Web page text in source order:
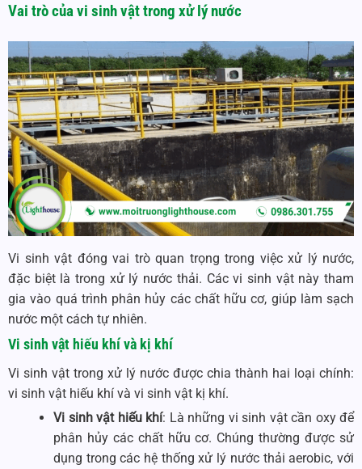
Vai trò của vi sinh vật trong xử lý nước
Vi sinh vật đóng vai trò quan trọng trong việc xử lý nước,
đặc biệt là trong xử lý nước thải. Các vi sinh vật này tham
gia vào quá trình phân hủy các chất hữu cơ, giúp làm sạch
nước một cách tự nhiên.
Vi sinh vật hiếu khí và kị khí
Vi sinh vật trong xử lý nước được chia thành hai loại chính:
vi sinh vật hiếu khí và vi sinh vật kị khí.
Vi sinh vật hiếu khí: Là những vi sinh vật cần oxy để
phân hủy các chất hữu cơ. Chúng thường được sử
dụng trong các hệ thống xử lý nước thải aerobic, với